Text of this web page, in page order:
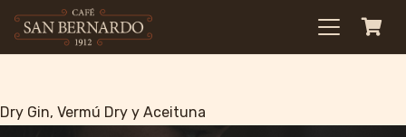
Dry Gin, Vermú Dry y Aceituna